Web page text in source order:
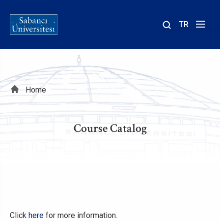
TR
Breadcrumb
Home
Course Catalog
Click here for more information.